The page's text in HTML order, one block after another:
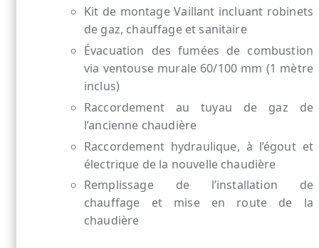
Kit de montage Vaillant incluant robinets
de gaz, chauffage et sanitaire
Évacuation des fumées de combustion
via ventouse murale 60/100 mm (1 mètre
inclus)
Raccordement au tuyau de gaz de
l’ancienne chaudière
Raccordement hydraulique, à l’égout et
électrique de la nouvelle chaudière
Remplissage de l’installation de
chauffage et mise en route de la
chaudière